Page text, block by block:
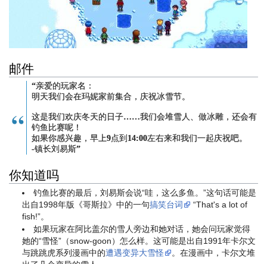
邮件
“亲爱的玩家名 ：
明天我们会在玛妮家前集合，庆祝冰雪节。
这是我们欢庆冬天的日子……我们会堆雪人、做冰雕，还会有
钓鱼比赛呢！
如果你感兴趣，早上9点到14:00左右来和我们一起庆祝吧。
-镇长刘易斯”
你知道吗
钓鱼比赛的最后，刘易斯会说“哇，这么多鱼。”这句话可能是
出自1998年版《哥斯拉》中的一句搞笑台词
“That's a lot of
fish!”。
如果玩家在阿比盖尔的雪人旁边和她对话，她会问玩家觉得
她的“雪怪”（snow-goon）怎么样。这可能是出自1991年卡尔文
与跳跳虎系列漫画中的遭遇变异大雪怪
。在漫画中，卡尔文堆